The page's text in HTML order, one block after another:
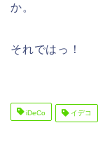
か。
それではっ！
iDeCo イデコ